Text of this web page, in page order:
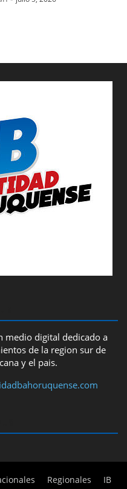
medio digital dedicado a
de la region sur de
y el pais.
Regionales IB